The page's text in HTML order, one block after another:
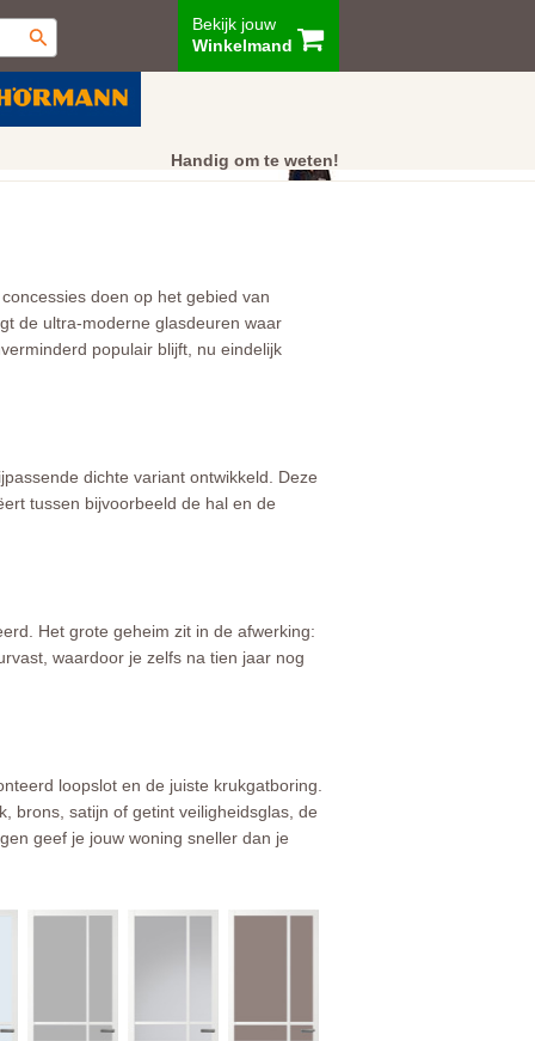
Bekijk jouw
Winkelmand
Handig om te weten!
Klantenservice
doen op het gebied van
de ultra-moderne glasdeuren waar
populair blijft, nu eindelijk
dichte variant ontwikkeld. Deze
tussen bijvoorbeeld de hal en de
Het grote geheim zit in de afwerking:
waardoor je zelfs na tien jaar nog
loopslot en de juiste krukgatboring.
brons, satijn of getint veiligheidsglas, de
geef je jouw woning sneller dan je